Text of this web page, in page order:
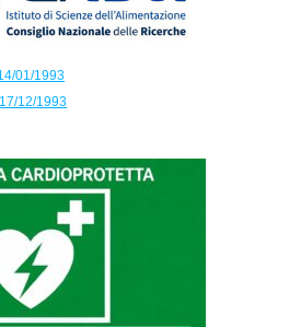
01/1993
12/1993